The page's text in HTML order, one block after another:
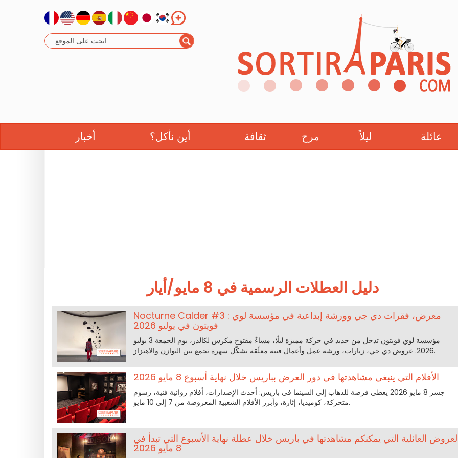
أخبار أين نأكل؟ ثقافة مرح ليلاً عائلة
دليل العطلات الرسمية في 8 مايو/أيار
Nocturne Calder #3 : معرض، فقرات دي جي وورشة إبداعية في مؤسسة لوي
فويتون في يوليو 2026
مؤسسة لوي فويتون تدخل من جديد في حركة مميزة ليلًا، مساءٌ مفتوح مكرس لكالدر، يوم الجمعة 3 يوليو
2026. عروض دي جي، زيارات، ورشة عمل وأعمال فنية معلّقة تشكّل سهرة تجمع بين التوازن والاهتزاز.
الأفلام التي ينبغي مشاهدتها في دور العرض بباريس خلال نهاية أسبوع 8 مايو 2026
جسر 8 مايو 2026 يعطي فرصة للذهاب إلى السينما في باريس: أحدث الإصدارات، أفلام روائية فنية، رسوم
متحركة، كوميديا، إثارة، وأبرز الأفلام الشعبية المعروضة من 7 إلى 10 مايو.
العائلية التي يمكنكم مشاهدتها في باريس خلال عطلة نهاية الأسبوع التي تبدأ في
8 مايو 2026